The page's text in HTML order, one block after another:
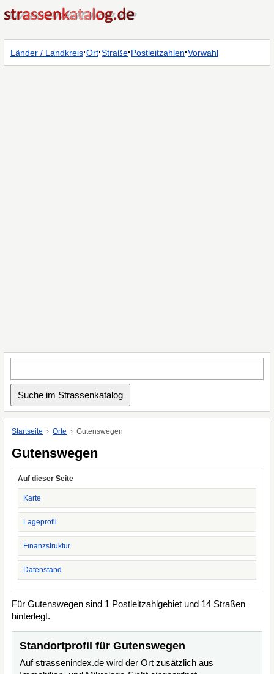
Länder / Landkreis·Ort·Straße·Postleitzahlen·Vorwahl
Startseite Orte Gutenswegen
Gutenswegen
Auf dieser Seite
Karte
Lageprofil
Finanzstruktur
Datenstand
Für Gutenswegen sind 1 Postleitzahlgebiet und 14 Straßen
hinterlegt.
Standortprofil für Gutenswegen
Auf strassenindex.de wird der Ort zusätzlich aus